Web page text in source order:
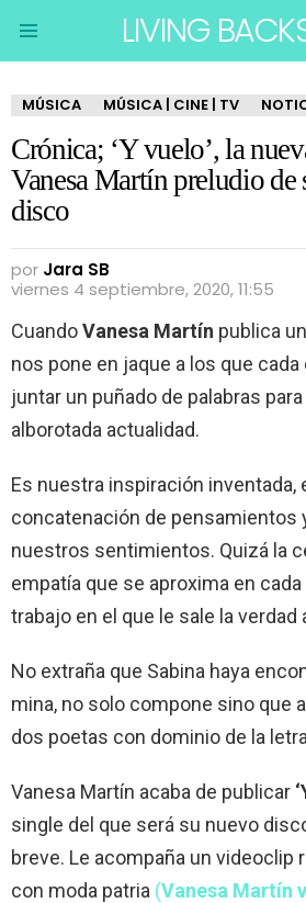
LIVING
MÚSICA MÚSICA | CINE | TV
Crónica; ‘Y vuelo’, la
Vanesa Martín preludio
disco
por Jara SB
viernes 4 septiembre, 2020, 11:55
CuandoVanesa Martín publica
nos pone en jaque a los que
juntar un puñado de palabras
alborotada actualidad.
Es nuestra inspiración inventada,
concatenación de pensamientos
nuestros sentimientos. Quizá la
empatía que se aproxima en
trabajo en el que le sale la verdad
No extraña que Sabina haya
mina, no solo compone sino que
dos poetas con dominio de la
Vanesa Martín acaba de publicar
single del que será su nuevo
breve. Le acompaña un videoclip
con moda patria (Vanesa Martín